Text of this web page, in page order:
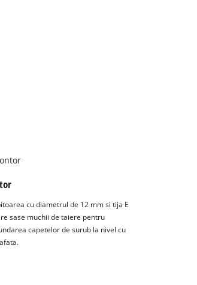
cu diametrul de 12 mm si tija E
sase muchii de taiere pentru
capetelor de surub la nivel cu